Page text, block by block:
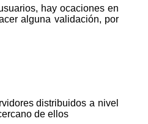
hay ocaciones en
alguna validación, por
distribuidos a nivel
de ellos